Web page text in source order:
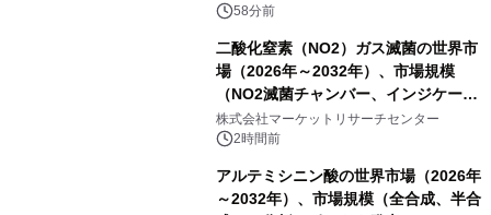
58分前
二酸化窒素（NO2）ガス滅菌の世界市
場（2026年～2032年）、市場規模
（NO2滅菌チャンバー、インジケータ
ーおよびモニタリングシステム、その
他）・分析レポートを発表
株式会社マーケットリサーチセンター
2時間前
アルテミシニン酸の世界市場（2026年
～2032年）、市場規模（全合成、半合